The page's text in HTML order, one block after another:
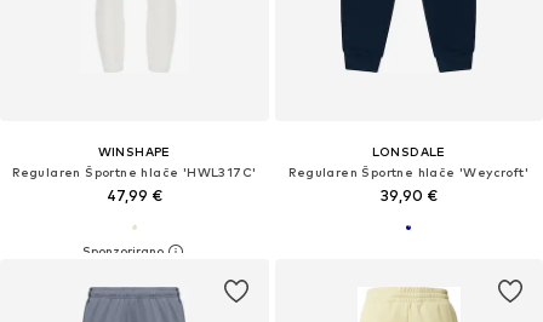
WINSHAPE
Regularen Športne hlače 'HWL317C'
47,99 €
LONSDALE
Regularen Športne hlače 'Weycroft'
39,90 €